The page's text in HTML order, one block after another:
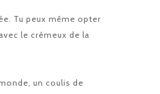
Tu peux même opter
le crémeux de la
un coulis de